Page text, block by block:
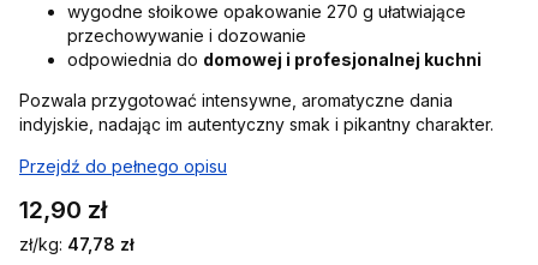
wygodne słoikowe opakowanie 270 g ułatwiające
przechowywanie i dozowanie
odpowiednia do domowej i profesjonalnej kuchni
Pozwala przygotować intensywne, aromatyczne dania
indyjskie, nadając im autentyczny smak i pikantny charakter.
Przejdź do pełnego opisu
Cena
12,90 zł
zł/kg: 47,78 zł